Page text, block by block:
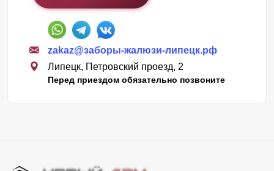
zakaz@заборы-жалюзи-липецк.рф
Липецк, Петровский проезд, 2
Перед приездом обязательно позвоните